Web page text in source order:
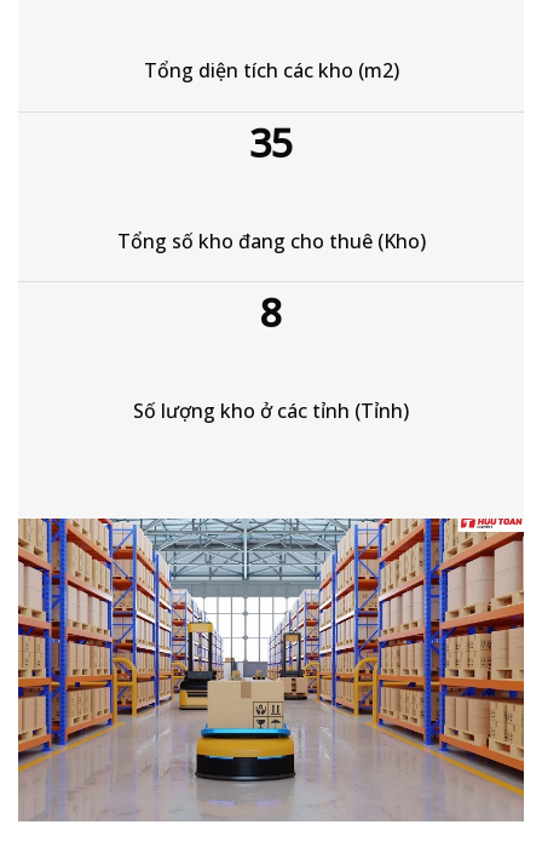
Tổng diện tích các kho (m2)
35
Tổng số kho đang cho thuê (Kho)
8
Số lượng kho ở các tỉnh (Tỉnh)